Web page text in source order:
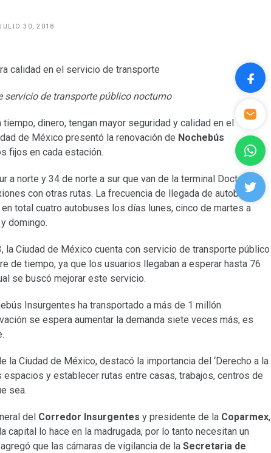
30, 2018
servicio de transporte público nocturno
dinero, tengan mayor seguridad y calidad en el
de México presentó la renovación de Nochebús
fijos en cada estación.
a norte y 34 de norte a sur que van de la terminal Doctor
con otras rutas. La frecuencia de llegada de autobuses
total cuatro autobuses los días lunes, cinco de martes a
domingo.
la Ciudad de México cuenta con servicio de transporte público
de tiempo, ya que los usuarios llegaban a esperar hasta 76
se buscó mejorar este servicio.
Insurgentes ha transportado a más de 1 millón
se espera aumentar la demanda siete veces más, es
la Ciudad de México, destacó la importancia del ‘Derecho a la
espacios y establecer rutas entre casas, trabajos, centros de
sea.
del Corredor Insurgentes y presidente de la Coparmex,
capital lo hace en la madrugada, por lo tanto necesitan un
que las cámaras de vigilancia de la Secretaria de